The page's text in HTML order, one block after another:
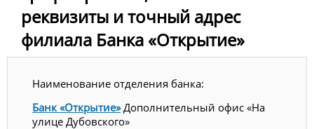
реквизиты и точный адрес
филиала Банка «Открытие»
Наименование отделения банка:
Банк «Открытие»Дополнительный офис «На
улице Дубовского»